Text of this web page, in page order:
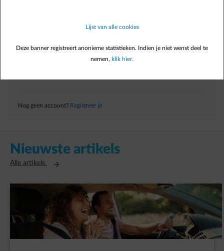
Factuur raadplegen
arrow-right
Nog geen account? Registreer je
Nieuwste artikels
Alle artikels Opent in een nieuw tabblad
Lijst van alle cookies
Deze banner registreert anonieme statistieken. Indien je niet wenst deel te
nemen, klik hier.